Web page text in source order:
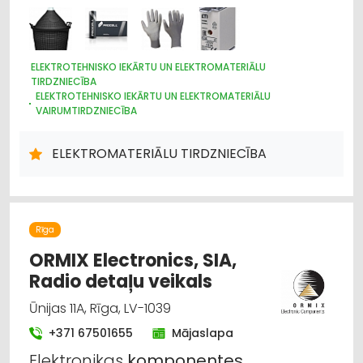
ELEKTROTEHNISKO IEKĀRTU UN ELEKTROMATERIĀLU
TIRDZNIECĪBA
ELEKTROTEHNISKO IEKĀRTU UN ELEKTROMATERIĀLU
VAIRUMTIRDZNIECĪBA
APGAISMES TEHNIKAS VAIRUMTIRDZNIECĪBA
ELEKTRONISKĀS IERĪCES, KOMPONENTES
INSTRUMENTU UN DARBARĪKU TIRDZNIECĪBA
ELEKTROMONTĀŽA, ELEKTROINSTALĀCIJA
CELTNIECĪBAS UN REMONTA DARBI
DIZAINS UN INTERJERS; PRIEKŠMETI UN PAKALPOJUMI
SADZĪVES TEHNIKAS TIRDZNIECĪBA
SAIMNIECĪBAS PREČU TIRDZNIECĪBA
ELEKTROMATERIĀLU TIRDZNIECĪBA
Rīga
ORMIX Electronics, SIA,
Radio detaļu veikals
Ūnijas 11A, Rīga, LV-1039
+371 67501655 Mājaslapa